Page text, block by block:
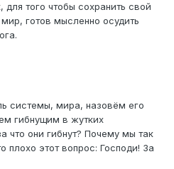
для того чтобы сохранить свой
готов мысленно осудить
системы, мира, назовём его
гибнущим в жутких
что они гибнут? Почему мы так
плохо этот вопрос: Господи! За